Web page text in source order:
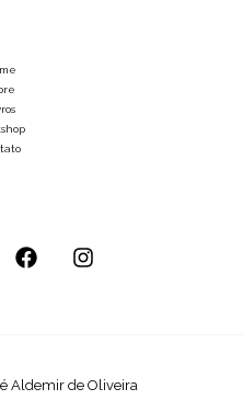
Aldemir de Oliveira